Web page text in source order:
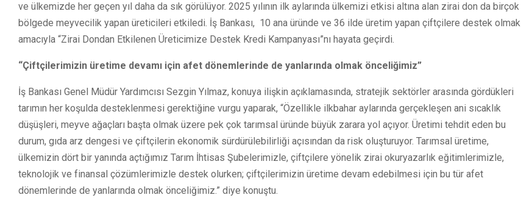
ve ülkemizde her geçen yıl daha da sık görülüyor. 2025 yılının ilk aylarında ülkemizi etkisi altına alan zirai don da birçok
bölgede meyvecilik yapan üreticileri etkiledi. İş Bankası, 10 ana üründe ve 36 ilde üretim yapan çiftçilere destek olmak
amacıyla “Zirai Dondan Etkilenen Üreticimize Destek Kredi Kampanyası”nı hayata geçirdi.
“Çiftçilerimizin üretime devamı için afet dönemlerinde de yanlarında olmak önceliğimiz”
İş Bankası Genel Müdür Yardımcısı Sezgin Yılmaz, konuya ilişkin açıklamasında, stratejik sektörler arasında gördükleri
tarımın her koşulda desteklenmesi gerektiğine vurgu yaparak, “Özellikle ilkbahar aylarında gerçekleşen ani sıcaklık
düşüşleri, meyve ağaçları başta olmak üzere pek çok tarımsal üründe büyük zarara yol açıyor. Üretimi tehdit eden bu
durum, gıda arz dengesi ve çiftçilerin ekonomik sürdürülebilirliği açısından da risk oluşturuyor. Tarımsal üretime,
ülkemizin dört bir yanında açtığımız Tarım İhtisas Şubelerimizle, çiftçilere yönelik zirai okuryazarlık eğitimlerimizle,
teknolojik ve finansal çözümlerimizle destek olurken; çiftçilerimizin üretime devam edebilmesi için bu tür afet
dönemlerinde de yanlarında olmak önceliğimiz.” diye konuştu.